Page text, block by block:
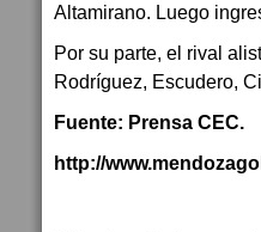
Altamirano. Luego
Por su parte, el rival
Rodríguez, Escudero,
Fuente: Prensa CEC.
http://